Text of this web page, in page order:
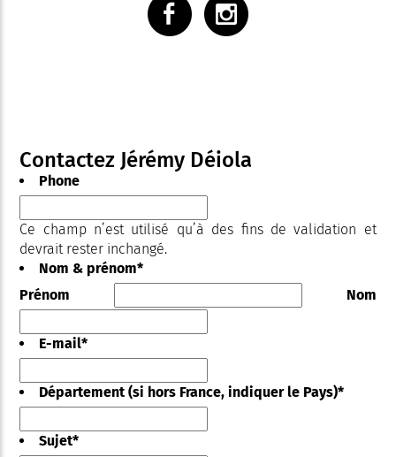
Contactez Jérémy Déiola
Phone
Ce champ n’est utilisé qu’à des fins de validation et
devrait rester inchangé.
Nom & prénom*
Prénom
Nom
E-mail*
Département (si hors France, indiquer le Pays)*
Sujet*